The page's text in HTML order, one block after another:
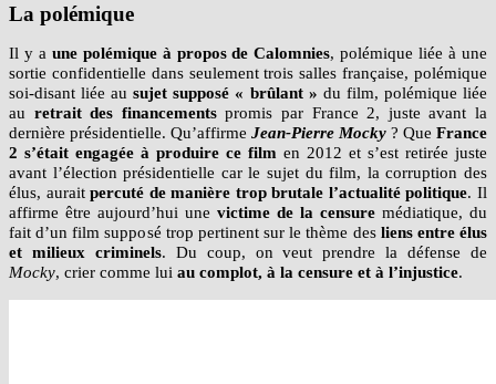
La polémique
Il y a une polémique à propos de Calomnies, polémique liée à une
sortie confidentielle dans seulement trois salles française, polémique
soi-disant liée ausujet supposé « brûlant » du film, polémique liée
au retrait des financementspromis par France 2, juste avant la
dernière présidentielle. Qu’affirme Jean-Pierre Mocky ? Que France
2 s’était engagée à produire ce film en 2012 et s’est retirée juste
avant l’élection présidentielle car le sujet du film, la corruption des
élus, auraitpercuté de manière trop brutale l’actualité politique. Il
affirme être aujourd’hui une victime de la censure médiatique, du
fait d’un film supposé trop pertinent sur le thème des liens entre élus
et milieux criminels. Du coup, on veut prendre la défense de
Mocky, crier comme lui au complot, à la censure et à l’injustice.